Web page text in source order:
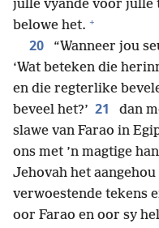
julle vyande voor julle
belowe het. +
20
“Wanneer jou
‘Wat beteken die
en die regterlike
beveel het?’ 21
dan
slawe van Farao in
ons met ’n magtige
Jehovah het
verwoestende tekens
oor Farao en oor sy